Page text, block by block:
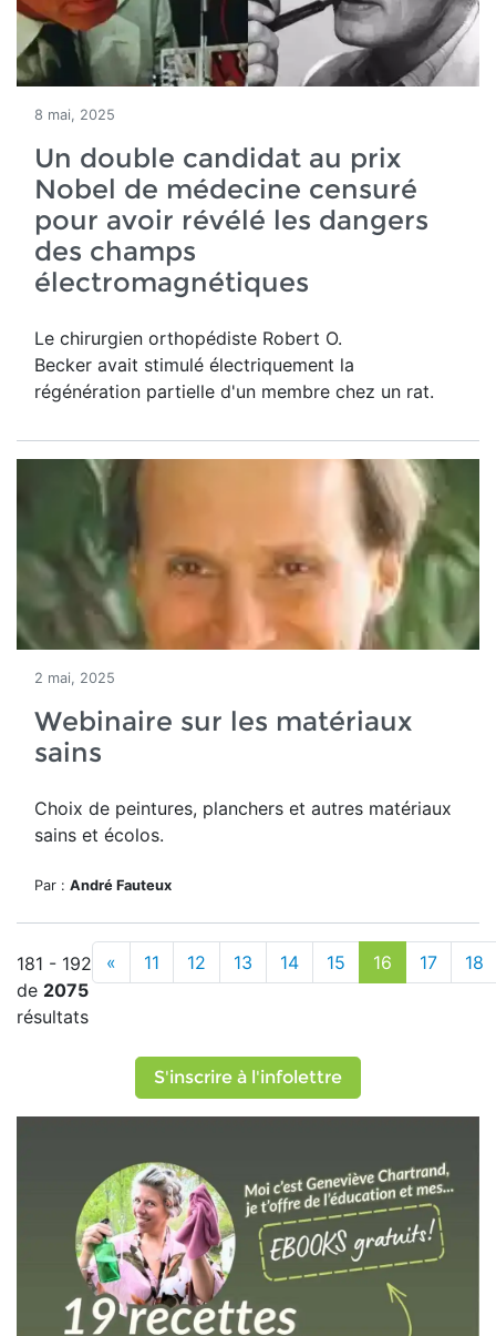
8 mai, 2025
Un double candidat au prix
Nobel de médecine censuré
pour avoir révélé les dangers
des champs
électromagnétiques
Le chirurgien orthopédiste Robert O.
Becker avait stimulé électriquement la
régénération partielle d'un membre chez un rat.
2 mai, 2025
Webinaire sur les matériaux
sains
Choix de peintures, planchers et autres matériaux
sains et écolos.
Par : André Fauteux
181 - 192
de 2075
résultats
« 11 12 13 14 15 16 17 18
S'inscrire à l'infolettre